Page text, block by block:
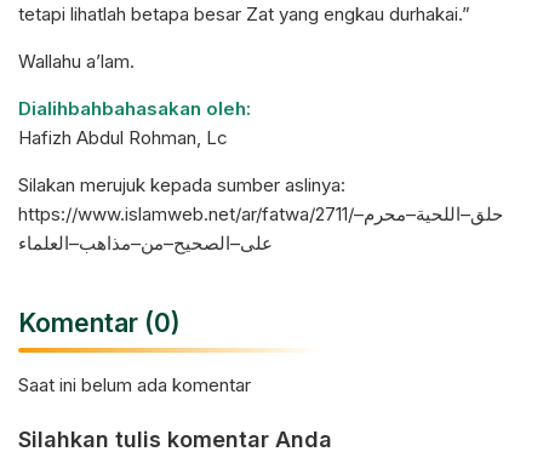
tetapi lihatlah betapa besar Zat yang engkau durhakai.”
Wallahu a’lam.
Dialihbahbahasakan oleh:
Hafizh Abdul Rohman, Lc
Silakan merujuk kepada sumber aslinya:
https://www.islamweb.net/ar/fatwa/2711/
حلق– اللحية–محرم–
على– الصحيح–من–مذاهب– العلماء
Komentar (0)
Saat ini belum ada komentar
Silahkan tulis komentar Anda